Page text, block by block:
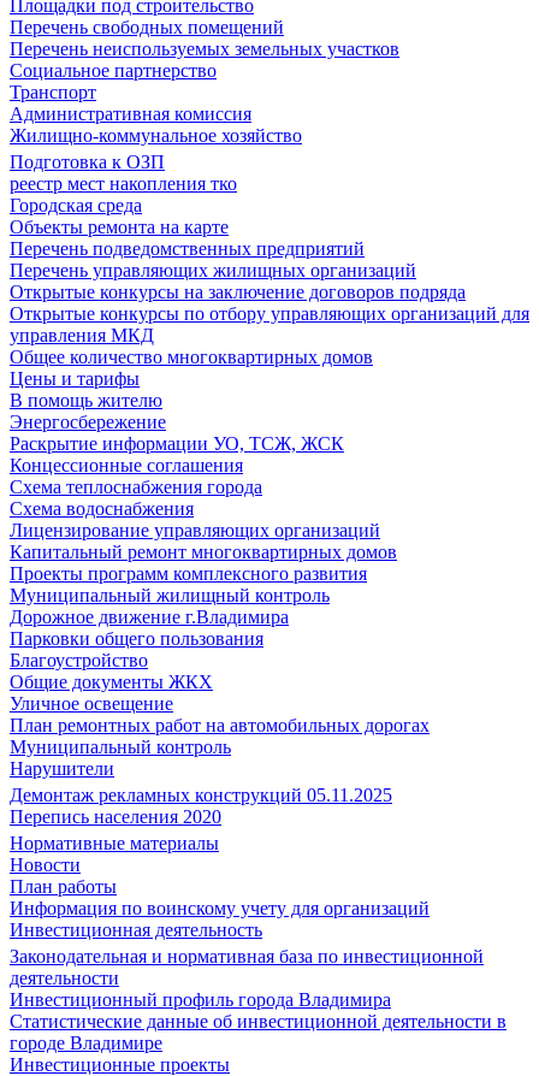
Площадки под строительство
Перечень свободных помещений
Перечень неиспользуемых земельных участков
Социальное партнерство
Транспорт
Административная комиссия
Жилищно-коммунальное хозяйство
Подготовка к ОЗП
реестр мест накопления тко
Городская среда
Объекты ремонта на карте
Перечень подведомственных предприятий
Перечень управляющих жилищных организаций
Открытые конкурсы на заключение договоров подряда
Открытые конкурсы по отбору управляющих организаций для
управления МКД
Общее количество многоквартирных домов
Цены и тарифы
В помощь жителю
Энергосбережение
Раскрытие информации УО, ТСЖ, ЖСК
Концессионные соглашения
Схема теплоснабжения города
Схема водоснабжения
Лицензирование управляющих организаций
Капитальный ремонт многоквартирных домов
Проекты программ комплексного развития
Муниципальный жилищный контроль
Дорожное движение г.Владимира
Парковки общего пользования
Благоустройство
Общие документы ЖКХ
Уличное освещение
План ремонтных работ на автомобильных дорогах
Муниципальный контроль
Нарушители
Демонтаж рекламных конструкций 05.11.2025
Перепись населения 2020
Нормативные материалы
Новости
План работы
Информация по воинскому учету для организаций
Инвестиционная деятельность
Законодательная и нормативная база по инвестиционной
деятельности
Инвестиционный профиль города Владимира
Статистические данные об инвестиционной деятельности в
городе Владимире
Инвестиционные проекты